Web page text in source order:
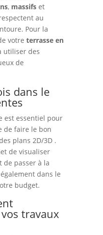
, massifset
au
Pour la
votre terrasse en
utiliser des
de
dans le
est essentiel pour
de faire le bon
plans 2D/3D .
de visualiser
de passer à la
dans le
budget.
travaux